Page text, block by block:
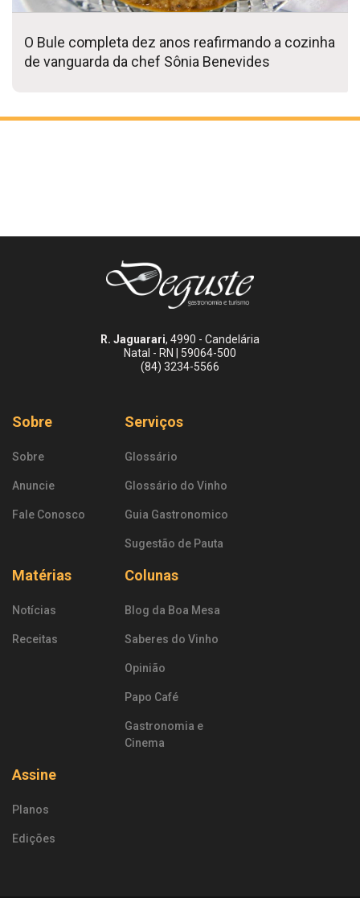
O Bule completa dez anos reafirmando a cozinha
de vanguarda da chef Sônia Benevides
R. Jaguarari, 4990 - Candelária
Natal - RN | 59064-500
(84) 3234-5566
Sobre
Sobre
Anuncie
Fale Conosco
Serviços
Glossário
Glossário do Vinho
Guia Gastronomico
Sugestão de Pauta
Matérias
Notícias
Receitas
Colunas
Blog da Boa Mesa
Saberes do Vinho
Opinião
Papo Café
Gastronomia e
Cinema
Assine
Planos
Edições